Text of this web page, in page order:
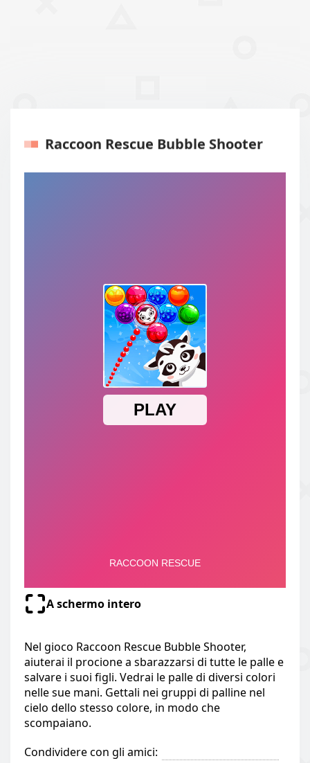
Raccoon Rescue Bubble Shooter
A schermo intero
Nel gioco Raccoon Rescue Bubble Shooter,
aiuterai il procione a sbarazzarsi di tutte le palle e
salvare i suoi figli. Vedrai le palle di diversi colori
nelle sue mani. Gettali nei gruppi di palline nel
cielo dello stesso colore, in modo che
scompaiano.
Condividere con gli amici: